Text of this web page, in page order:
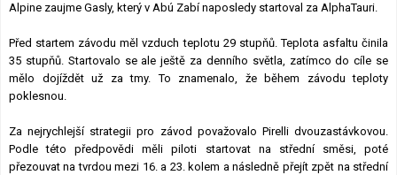
Alpine zaujme Gasly, který v Abú Zabí naposledy startoval za AlphaTauri.
Před startem závodu měl vzduch teplotu 29 stupňů. Teplota asfaltu činila
35 stupňů. Startovalo se ale ještě za denního světla, zatímco do cíle se
mělo dojíždět už za tmy. To znamenalo, že během závodu teploty
poklesnou.
Za nejrychlejší strategii pro závod považovalo Pirelli dvouzastávkovou.
Podle této předpovědi měli piloti startovat na střední směsi, poté
přezouvat na tvrdou mezi 16. a 23. kolem a následně přejít zpět na střední